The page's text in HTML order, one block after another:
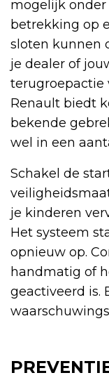
mogelijk onder
betrekking op
sloten kunnen
je dealer of
terugroepactie
Renault biedt
bekende
wel in een
Schakel de
je kinderen
Het systeem
opnieuw op.
handmatig of
geactiveerd is.